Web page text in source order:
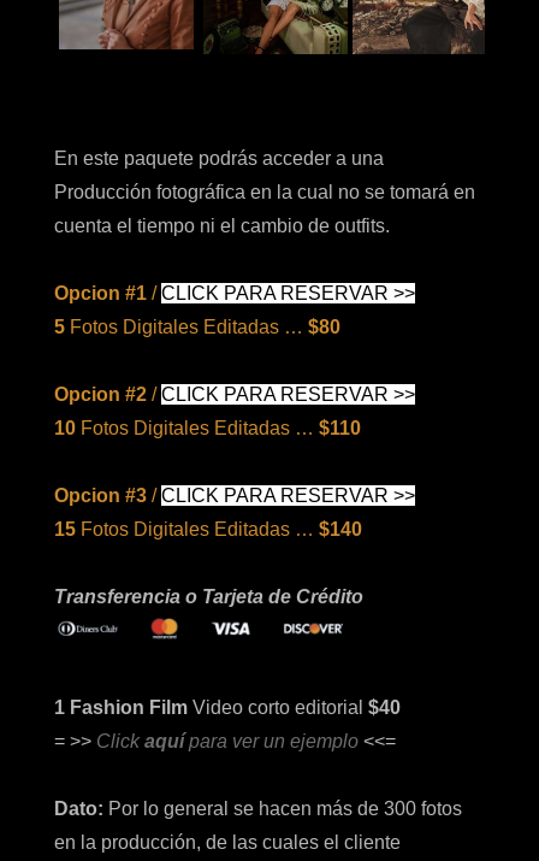
En este paquete podrás acceder a una
Producción fotográfica en la cual no se tomará en
cuenta el tiempo ni el cambio de outfits.
Opcion #1 /CLICK PARA RESERVAR >>
5 Fotos Digitales Editadas … $80
Opcion #2 /CLICK PARA RESERVAR >>
10 Fotos Digitales Editadas … $110
Opcion #3 /CLICK PARA RESERVAR >>
15 Fotos Digitales Editadas … $140
Transferencia o Tarjeta de Crédito
1 Fashion Film Video corto editorial $40
= >> Click aquípara ver un ejemplo <<=
Dato: Por lo general se hacen más de 300 fotos
en la producción, de las cuales el cliente